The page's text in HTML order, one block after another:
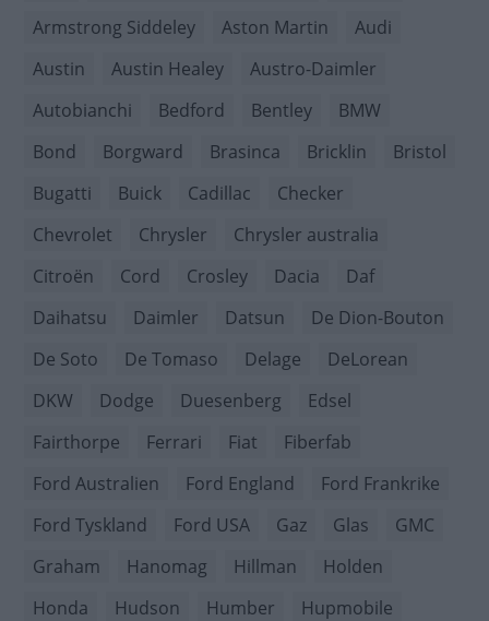
Armstrong Siddeley
Aston Martin
Audi
Austin
Austin Healey
Austro-Daimler
Autobianchi
Bedford Bentley
BMW
Bond
Borgward Brasinca Bricklin
Bristol
Bugatti
Buick Cadillac
Checker
Chevrolet
Chrysler
Chrysler australia
Citroën
Cord Crosley Dacia
Daf
Daihatsu
Daimler Datsun
De Dion-Bouton
De Soto
De Tomaso Delage
DeLorean
DKW
Dodge Duesenberg
Edsel
Fairthorpe
Ferrari Fiat
Fiberfab
Ford Australien
Ford England
Ford Frankrike
Ford Tyskland
Ford USA Gaz Glas
GMC
Graham
Hanomag Hillman
Holden
Honda
Hudson Humber
Hupmobile